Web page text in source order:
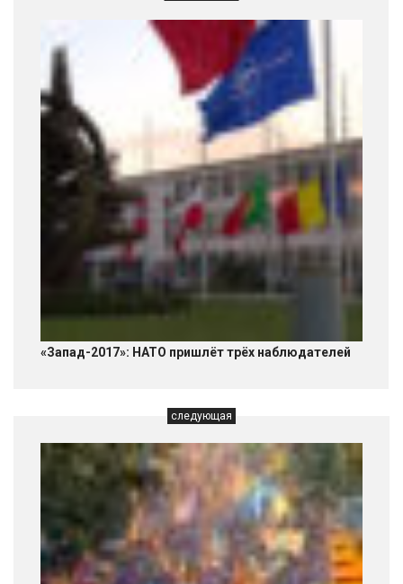
«Запад-2017»: НАТО пришлёт трёх наблюдателей
следующая